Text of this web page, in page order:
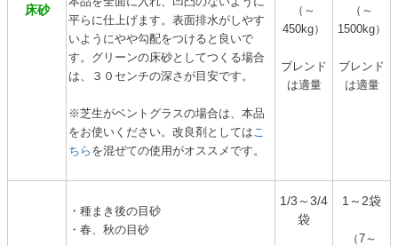
床砂
平らに仕上げます。表面排水がしやす
いようにやや勾配をつけると良いで
す。グリーンの床砂としてつくる場合
は、３０センチの深さが目安です。
※芝生がベントグラスの場合は、本品
をお使いください。改良剤としては こ
ちら を混ぜての使用がオススメです。
（～
450kg）
ブレンド
は適量
（～
1500kg）
ブレンド
は適量
・種まき後の目砂
・春、秋の目砂
1/3～3/4
袋
1～2袋
（7～